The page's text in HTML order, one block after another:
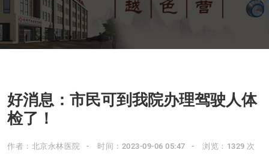
好消息：市民可到我院办理驾驶人体
检了！
作者：北京永林医院 时间：2023-09-06 05:47 浏览：1329 次